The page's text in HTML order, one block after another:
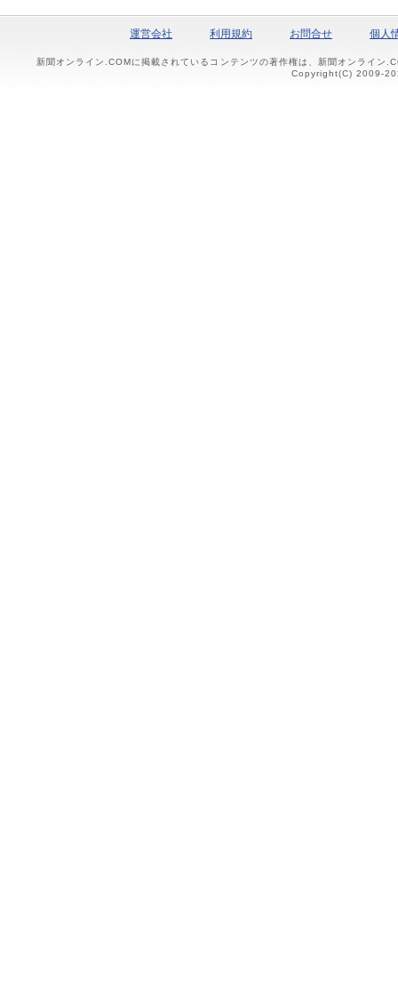
運営会社 利用規約 お問合せ 個人
新聞オンライン.COMに掲載されているコンテンツの著作権は、新聞オンライン
Copyright(C) 2009-